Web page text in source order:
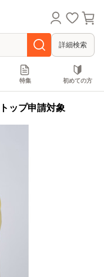
詳細検索
特集 初めての方
ップ申請対象